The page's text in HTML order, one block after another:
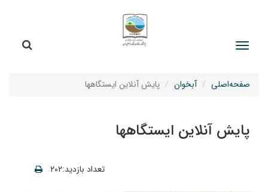
صفحه‌اصلی آبخوان پایش آنلاین ایستگاهها
پایش آنلاین ایستگاهها
تعداد بازدید:۲۰۲